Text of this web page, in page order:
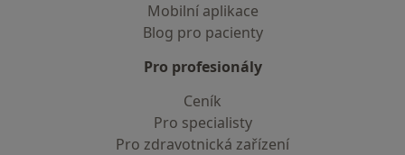
Mobilní aplikace
Blog pro pacienty
Pro profesionály
Ceník
Pro specialisty
Pro zdravotnická zařízení